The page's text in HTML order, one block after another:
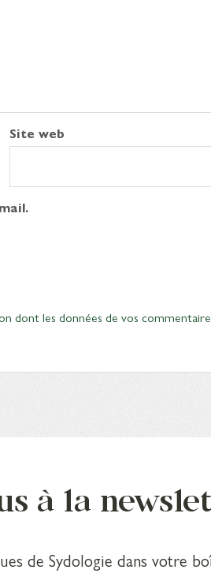
Site web
dont les données de vos
à la
de Sydologie dans votre